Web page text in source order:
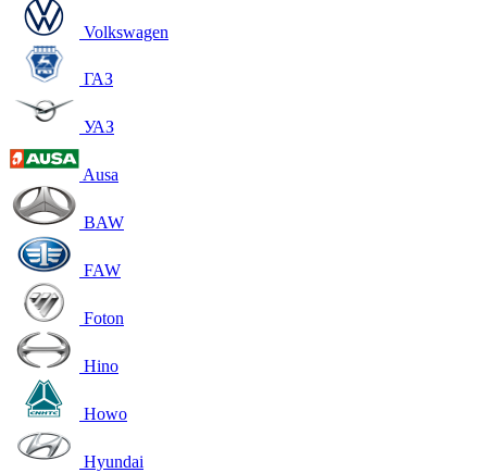
Volkswagen
ГАЗ
УАЗ
Ausa
BAW
FAW
Foton
Hino
Howo
Hyundai